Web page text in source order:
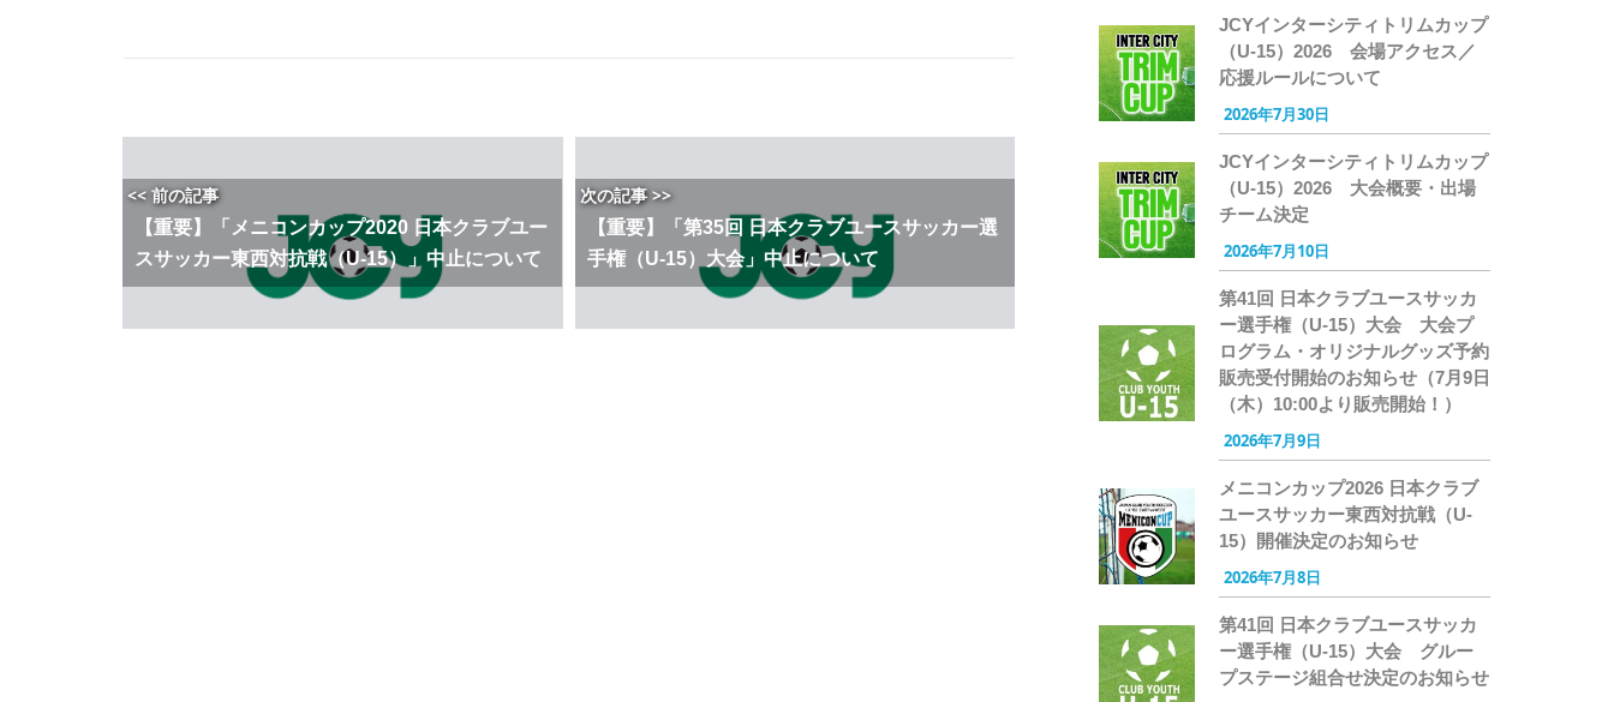
<< 前の記事
【重要】「メニコンカップ2020 日本クラブユー
スサッカー東西対抗戦（U-15）」中止について
次の記事 >>
【重要】「第35回 日本クラブユースサッカー選
手権（U-15）大会」中止について
JCYインターシティトリムカップ
（U-15）2026 会場アクセス／
応援ルールについて
2026年7月30日
JCYインターシティトリムカップ
（U-15）2026 大会概要・出場
チーム決定
2026年7月10日
第41回 日本クラブユースサッカ
ー選手権（U-15）大会 大会プ
ログラム・オリジナルグッズ予約
販売受付開始のお知らせ（7月9日
（木）10:00より販売開始！）
2026年7月9日
メニコンカップ2026 日本クラブ
ユースサッカー東西対抗戦（U-
15）開催決定のお知らせ
2026年7月8日
第41回 日本クラブユースサッカ
ー選手権（U-15）大会 グルー
プステージ組合せ決定のお知らせ